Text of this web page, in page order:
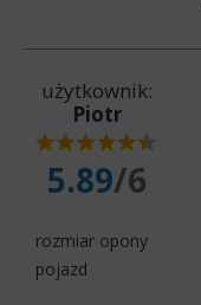
użytkownik:
Piotr
5.89/6
rozmiar opony
pojazd